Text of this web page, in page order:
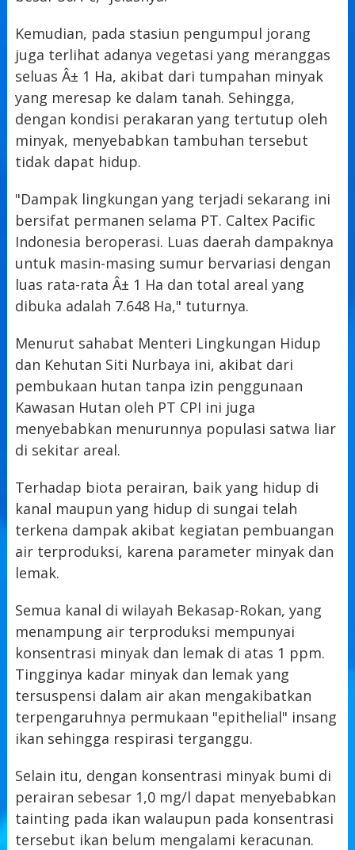
Kemudian, pada stasiun pengumpul jorang
juga terlihat adanya vegetasi yang meranggas
seluas Â± 1 Ha, akibat dari tumpahan minyak
yang meresap ke dalam tanah. Sehingga,
dengan kondisi perakaran yang tertutup oleh
minyak, menyebabkan tambuhan tersebut
tidak dapat hidup.
"Dampak lingkungan yang terjadi sekarang ini
bersifat permanen selama PT. Caltex Pacific
Indonesia beroperasi. Luas daerah dampaknya
untuk masin-masing sumur bervariasi dengan
luas rata-rata Â± 1 Ha dan total areal yang
dibuka adalah 7.648 Ha," tuturnya.
Menurut sahabat Menteri Lingkungan Hidup
dan Kehutan Siti Nurbaya ini, akibat dari
pembukaan hutan tanpa izin penggunaan
Kawasan Hutan oleh PT CPI ini juga
menyebabkan menurunnya populasi satwa liar
di sekitar areal.
Terhadap biota perairan, baik yang hidup di
kanal maupun yang hidup di sungai telah
terkena dampak akibat kegiatan pembuangan
air terproduksi, karena parameter minyak dan
lemak.
Semua kanal di wilayah Bekasap-Rokan, yang
menampung air terproduksi mempunyai
konsentrasi minyak dan lemak di atas 1 ppm.
Tingginya kadar minyak dan lemak yang
tersuspensi dalam air akan mengakibatkan
terpengaruhnya permukaan "epithelial" insang
ikan sehingga respirasi terganggu.
Selain itu, dengan konsentrasi minyak bumi di
perairan sebesar 1,0 mg/l dapat menyebabkan
tainting pada ikan walaupun pada konsentrasi
tersebut ikan belum mengalami keracunan.